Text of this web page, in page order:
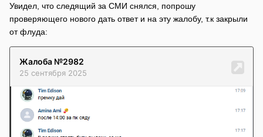
Увидел, что следящий за СМИ снялся, попрошу
проверяющего нового дать ответ и на эту жалобу, т.к закрыли
от флуда: